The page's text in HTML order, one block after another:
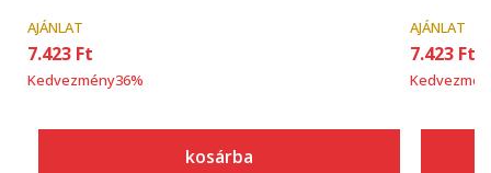
AJÁNLAT
7.423 Ft
Kedvezmény36%
kosárba
AJÁNLAT
7.423 Ft